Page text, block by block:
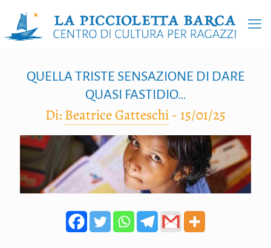
QUELLA TRISTE SENSAZIONE DI DARE
QUASI FASTIDIO…
Di:Beatrice Gatteschi-15/01/25